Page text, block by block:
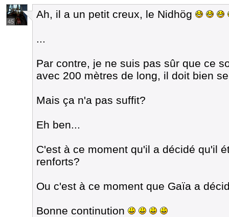
45
Ah, il a un petit creux, le Nidhög
...
Par contre, je ne suis pas sûr que ce
avec 200 mètres de long, il doit bien
Mais ça n'a pas suffit?
Eh ben...
C'est à ce moment qu'il a décidé qu'il
renforts?
Ou c'est à ce moment que Gaïa a
Bonne continution